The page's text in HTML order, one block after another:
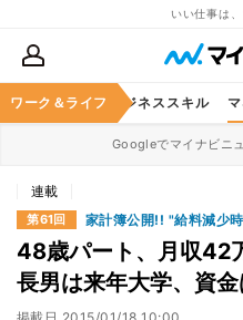
いい仕事は
ワーク＆ライフ
キャリア ビジネススキル
Googleでマイナビニ
連載
第61回 家計簿公開!! "給料減少
48歳パート、月収42
長男は来年大学、資